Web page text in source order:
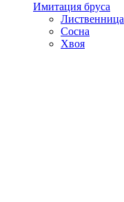
Имитация бруса
Лиственница
Сосна
Хвоя